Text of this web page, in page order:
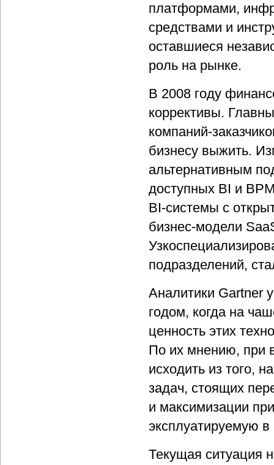
платформами,
средствами и
оставшиеся
роль на рынке.
В 2008 году
коррективы.
компаний-
бизнесу выжить.
альтернативным
доступных BI и
BI-системы с
бизнес-модели
подразделений,
Аналитики Gartner
годом, когда на
ценность этих
По их мнению, при
исходить из того,
задач, стоящих
и максимизации
эксплуатируемую
Текущая ситуация